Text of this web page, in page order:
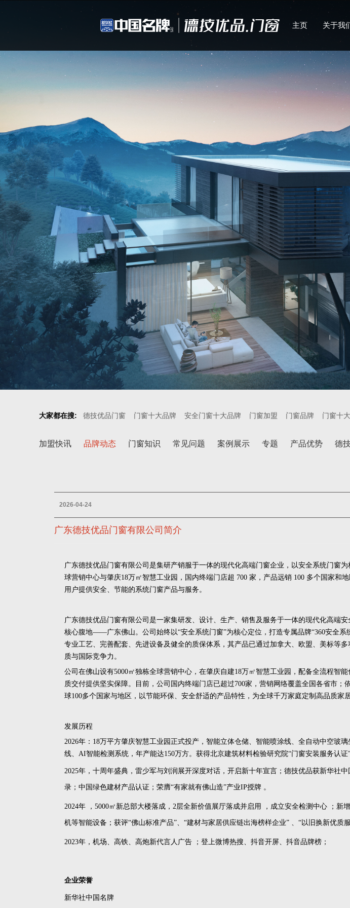
主页 关于我
大家都在搜: 德技优品门窗 门窗十大品牌 安全门窗十大品牌 门窗加盟 门窗品牌 门窗十
加盟快讯 品牌动态 门窗知识 常见问题 案例展示 专题 产品优势 德
2026-04-24
广东德技优品门窗有限公司简介
广东德技优品门窗有限公司是集研产销服于一体的现代化高端门窗企业，以安全系统门窗
球营销中心与肇庆18万㎡智慧工业园，国内终端门店超 700 家，产品远销 100 多个国家和
用户提供安全、节能的系统门窗产品与服务。
广东德技优品门窗有限公司是一家集研发、设计、生产、销售及服务于一体的现代化高端
核心腹地——广东佛山。公司始终以“安全系统门窗”为核心定位，打造专属品牌“360安全系
专业工艺、完善配套、先进设备及健全的质保体系，其产品已通过加拿大、欧盟、美标等
质与国际竞争力。
公司在佛山设有5000㎡独栋全球营销中心 ， 在肇庆自建18万㎡智慧工业园，配备全流程智
质交付提供坚实保障。目前，公司国内终端门店已超过700家，营销网络覆盖全国各省市；
球100多个国家与地区，以节能环保、安全舒适的产品特性，为全球千万家庭定制高品质家
发展历程
2026年 ： 18万平方肇庆智慧工业园正式投产，智能立体仓储 、智能喷涂线、 全自动中空玻璃
线
AI智能检测系统， 年产能达150万方。获得北京建筑材料检验研究院“门窗安装服务认证”
2025年，十周年盛典，雷少军与刘润展开深度对话，开启新十年宣言；德技优品获新华社中
录； 中国绿色建材产品认证；荣膺“有家就有佛山造”产业IP授牌 。
2024年 ，5000㎡新总部大楼落成，2层全新价值展厅落成并启用 ，成立安全检测中心 ；新
机等智能设备；获评“佛山标准产品”、“建材与家居供应链出海榜样企业” 、“以旧换新优质服
2023年，机场、高铁、高炮新代言人广告 ；登上微博热搜、抖音开屏、抖音品牌榜；
企业荣誉
新华社中国名牌